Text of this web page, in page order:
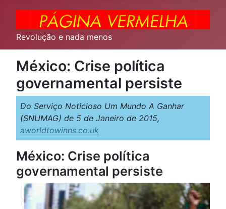
Revolução e nada menos
México: Crise política
governamental persiste
Do Serviço Noticioso Um Mundo A Ganhar
(SNUMAG) de 5 de Janeiro de 2015,
aworldtowinns.co.uk
México: Crise política
governamental persiste